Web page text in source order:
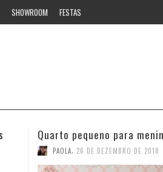
SHOWROOM FESTAS
Ideias estilosas para o
PAOLA 12 DE NOVEMBRO DE 2018